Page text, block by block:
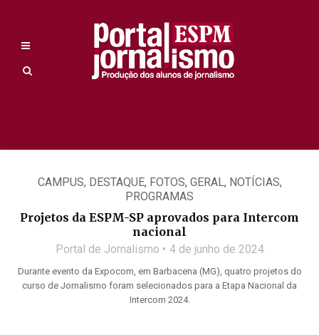
CAMPUS, DESTAQUE, FOTOS, GERAL, NOTÍCIAS,
PROGRAMAS
Projetos da ESPM-SP aprovados para Intercom
nacional
Portal de Jornalismo 4 de junho de 2024
Durante evento da Expocom, em Barbacena (MG), quatro projetos do
curso de Jornalismo foram selecionados para a Etapa Nacional da
Intercom 2024.